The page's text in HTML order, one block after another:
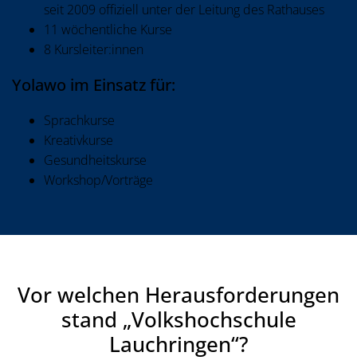
seit 2009 offiziell unter der Leitung des Rathauses
11 wöchentliche Kurse
8 Kursleiter:innen
Yolawo im Einsatz für:
Sprachkurse
Kreativkurse
Gesundheitskurse
Workshop/Vorträge
Vor welchen Herausforderungen
stand „Volkshochschule
Lauchringen“?